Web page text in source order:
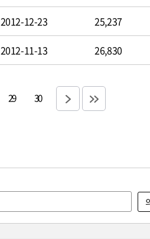
2012-12-23 25,237
2012-11-13 26,830
29 30